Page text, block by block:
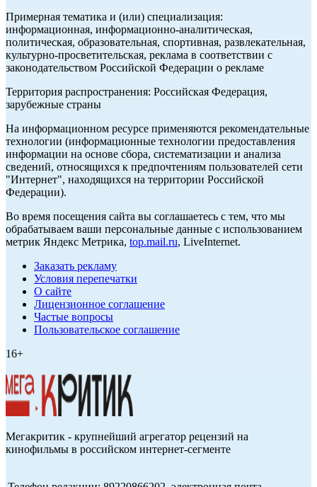
Примерная тематика и (или) специализация:
информационная, информационно-аналитическая,
политическая, образовательная, спортивная, развлекательная,
культурно-просветительская, реклама в соответствии с
законодательством Российской Федерации о рекламе
Территория распространения: Российская Федерация,
зарубежные страны
На информационном ресурсе применяются рекомендательные
технологии (информационные технологии предоставления
информации на основе сбора, систематизации и анализа
сведений, относящихся к предпочтениям пользователей сети
"Интернет", находящихся на территории Российской
Федерации).
Во время посещения сайта вы соглашаетесь с тем, что мы
обрабатываем ваши персональные данные с использованием
метрик Яндекс Метрика, top.mail.ru, LiveInternet.
Заказать рекламу
Условия перепечатки
О сайте
Лицензионное соглашение
Частые вопросы
Пользовательское соглашение
16+
Мегакритик - крупнейший агрегатор рецензий на
кинофильмы в российском интернет-сегменте